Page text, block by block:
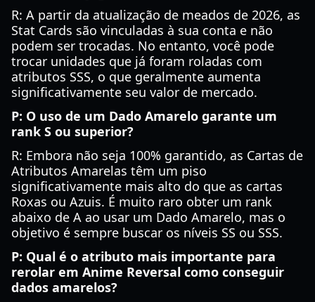
R: A partir da atualização de meados de 2026, as
Stat Cards são vinculadas à sua conta e não
podem ser trocadas. No entanto, você pode
trocar unidades que já foram roladas com
atributos SSS, o que geralmente aumenta
significativamente seu valor de mercado.
P: O uso de um Dado Amarelo garante um
rank S ou superior?
R: Embora não seja 100% garantido, as Cartas de
Atributos Amarelas têm um piso
significativamente mais alto do que as cartas
Roxas ou Azuis. É muito raro obter um rank
abaixo de A ao usar um Dado Amarelo, mas o
objetivo é sempre buscar os níveis SS ou SSS.
P: Qual é o atributo mais importante para
rerolar em Anime Reversal como conseguir
dados amarelos?